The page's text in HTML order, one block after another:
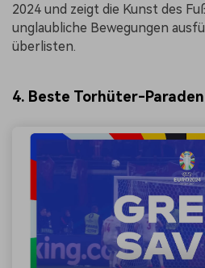
2024 und zeigt die Kunst des
unglaubliche Bewegungen
überlisten.
4. Beste Torhüter-